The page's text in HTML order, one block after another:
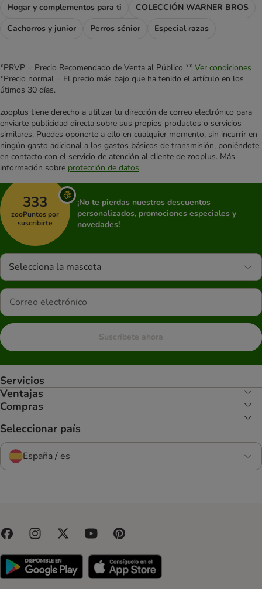
Hogar y complementos para ti
COLECCIÓN WARNER BROS
Cachorros y junior
Perros sénior Especial razas
*PRVP = Precio Recomendado de Venta al Público ** Ver condiciones
*Precio normal = El precio más bajo que ha tenido el artículo en los
útimos 30 días.
zooplus tiene derecho a utilizar tu dirección de correo electrónico para
enviarte publicidad directa sobre sus propios productos o servicios
similares. Puedes oponerte a ello en cualquier momento, sin incurrir en
ningún gasto adicional a los gastos básicos de transmisión, poniéndote
en contacto con el servicio de atención al cliente de zooplus. Más
información sobre protección de datos
333
zooPuntos por
suscribirte
¡No te pierdas nuestros descuentos
personalizados, promociones especiales y
novedades!
Selecciona la mascota
Suscríbete ahora
Servicios
Ventajas
Compras
Seleccionar país
España / es